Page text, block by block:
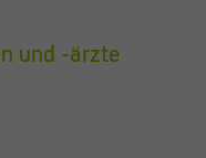
und -ärzte